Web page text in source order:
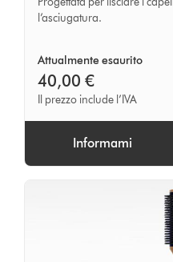
l’asciugatura.
Attualmente esaurito
40,00 €
Il prezzo include l’IVA
Informami